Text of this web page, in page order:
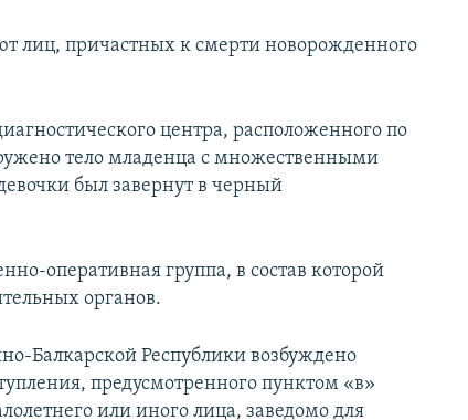
лиц, причастных к смерти новорожденного
центра, расположенного по
тело младенца c множественными
был завернут в черный
оперативная группа, в состав которой
органов.
Балкарской Республики возбуждено
предусмотренного пунктом «в»
или иного лица, заведомо для